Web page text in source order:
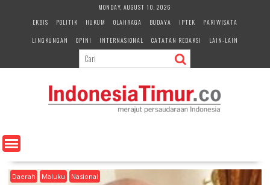
e
n
MONDAY, AUGUST 10, 2026
EKBIS
POLITIK HUKUM OLAHRAGA BUDAYA IPTEK
PARIWISATA
LINGKUNGAN
OPINI INTERNASIONAL CATATAN REDAKSI LAIN-LAIN
Daerah Maluku Nasional